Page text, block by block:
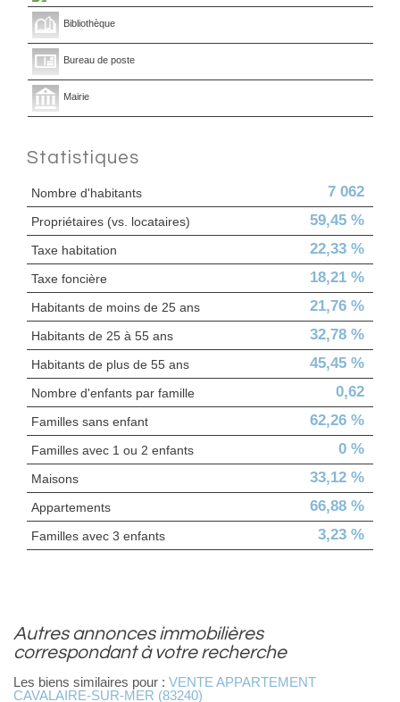
Bibliothèque
Bureau de poste
Mairie
Statistiques
Nombre d'habitants 7 062
Propriétaires (vs. locataires) 59,45 %
Taxe habitation 22,33 %
Taxe foncière 18,21 %
Habitants de moins de 25 ans 21,76 %
Habitants de 25 à 55 ans 32,78 %
Habitants de plus de 55 ans 45,45 %
Nombre d'enfants par famille 0,62
Familles sans enfant 62,26 %
Familles avec 1 ou 2 enfants 0 %
Maisons 33,12 %
Appartements 66,88 %
Familles avec 3 enfants 3,23 %
autres annonces immobilières
correspondant à votre recherche
Les biens similaires pour : VENTE APPARTEMENT
CAVALAIRE-SUR-MER (83240)